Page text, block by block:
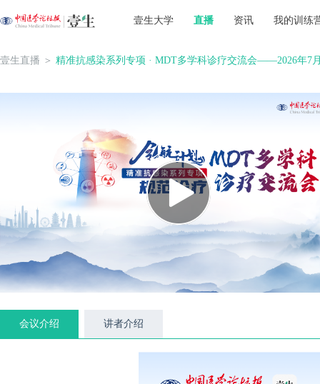
壹生大学 直播 资讯 我的训练
壹生直播 ＞ 精准抗感染系列专项 · MDT多学科诊疗交流会——2026年7
会议介绍 讲者介绍